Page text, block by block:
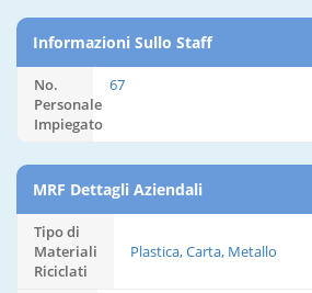
Informazioni Sullo Staff
No.
Personale
Impiegato
67
MRF Dettagli Aziendali
Tipo di
Materiali
Riciclati
Plastica, Carta, Metallo